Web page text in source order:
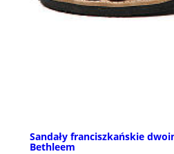
Sandały franciszkańskie
Bethleem